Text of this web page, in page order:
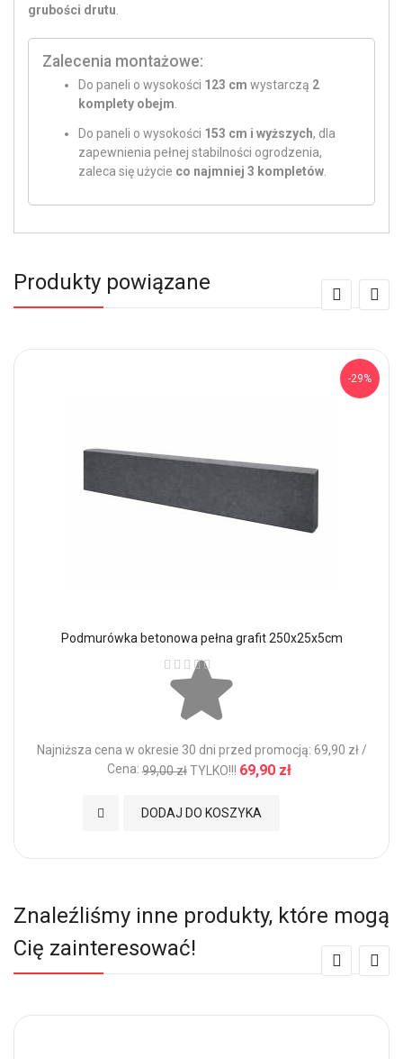
grubości drutu.
Zalecenia montażowe:
Do paneli o wysokości 123 cm wystarczą 2
komplety obejm.
Do paneli o wysokości 153 cm i wyższych, dla
zapewnienia pełnej stabilności ogrodzenia,
zaleca się użycie co najmniej 3 kompletów
Produkty powiązane
-29%
Podmurówka betonowa pełna grafit 250x25x5cm
Ocena:
Najniższa cena w okresie 30 dni przed promocją: 69,90 zł /
Cena: 99,00 złTYLKO!!! 69,90 zł
DODAJ DO KOSZYKA
Dodaj do Ulubionych
Znaleźliśmy inne produkty, które mogą
Cię zainteresować!